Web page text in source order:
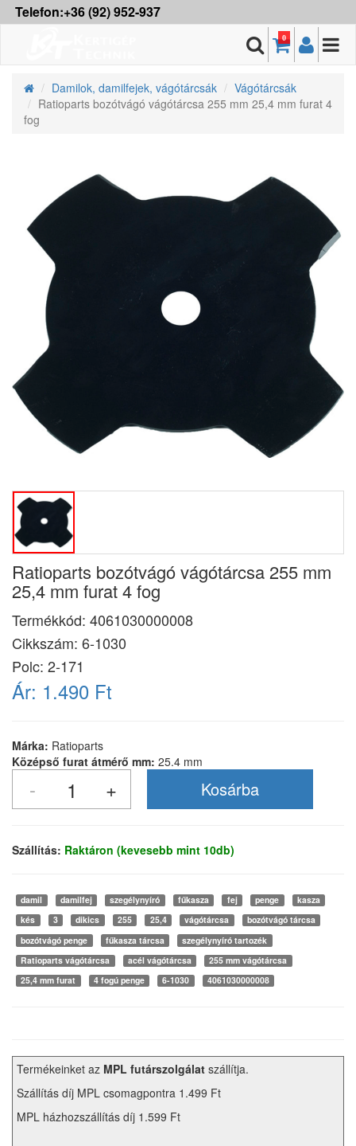
Telefon:+36 (92) 952-937
0
Damilok, damilfejek, vágótárcsák
Vágótárcsák
Ratioparts bozótvágó vágótárcsa 255 mm 25,4 mm furat 4
fog
Ratioparts bozótvágó vágótárcsa 255 mm
25,4 mm furat 4 fog
Termékkód: 4061030000008
Cikkszám: 6-1030
Polc: 2-171
Ár: 1.490 Ft
Márka: Ratioparts
Középső furat átmérő mm: 25.4 mm
Szállítás: Raktáron (kevesebb mint 10db)
damil damilfej szegélynyíró fűkasza fej penge
kasza
kés
3 dikics 255 25,4 vágótárcsa
bozótvágó tárcsa
bozótvágó penge
fűkasza tárcsa
szegélynyíró tartozék
Ratioparts vágótárcsa
acél vágótárcsa
255 mm vágótárcsa
25,4 mm furat
4 fogú penge 6-1030 4061030000008
Termékeinket az MPL futárszolgálat szállítja.
Szállítás díj MPL csomagpontra 1.499 Ft
MPL házhozszállítás díj 1.599 Ft